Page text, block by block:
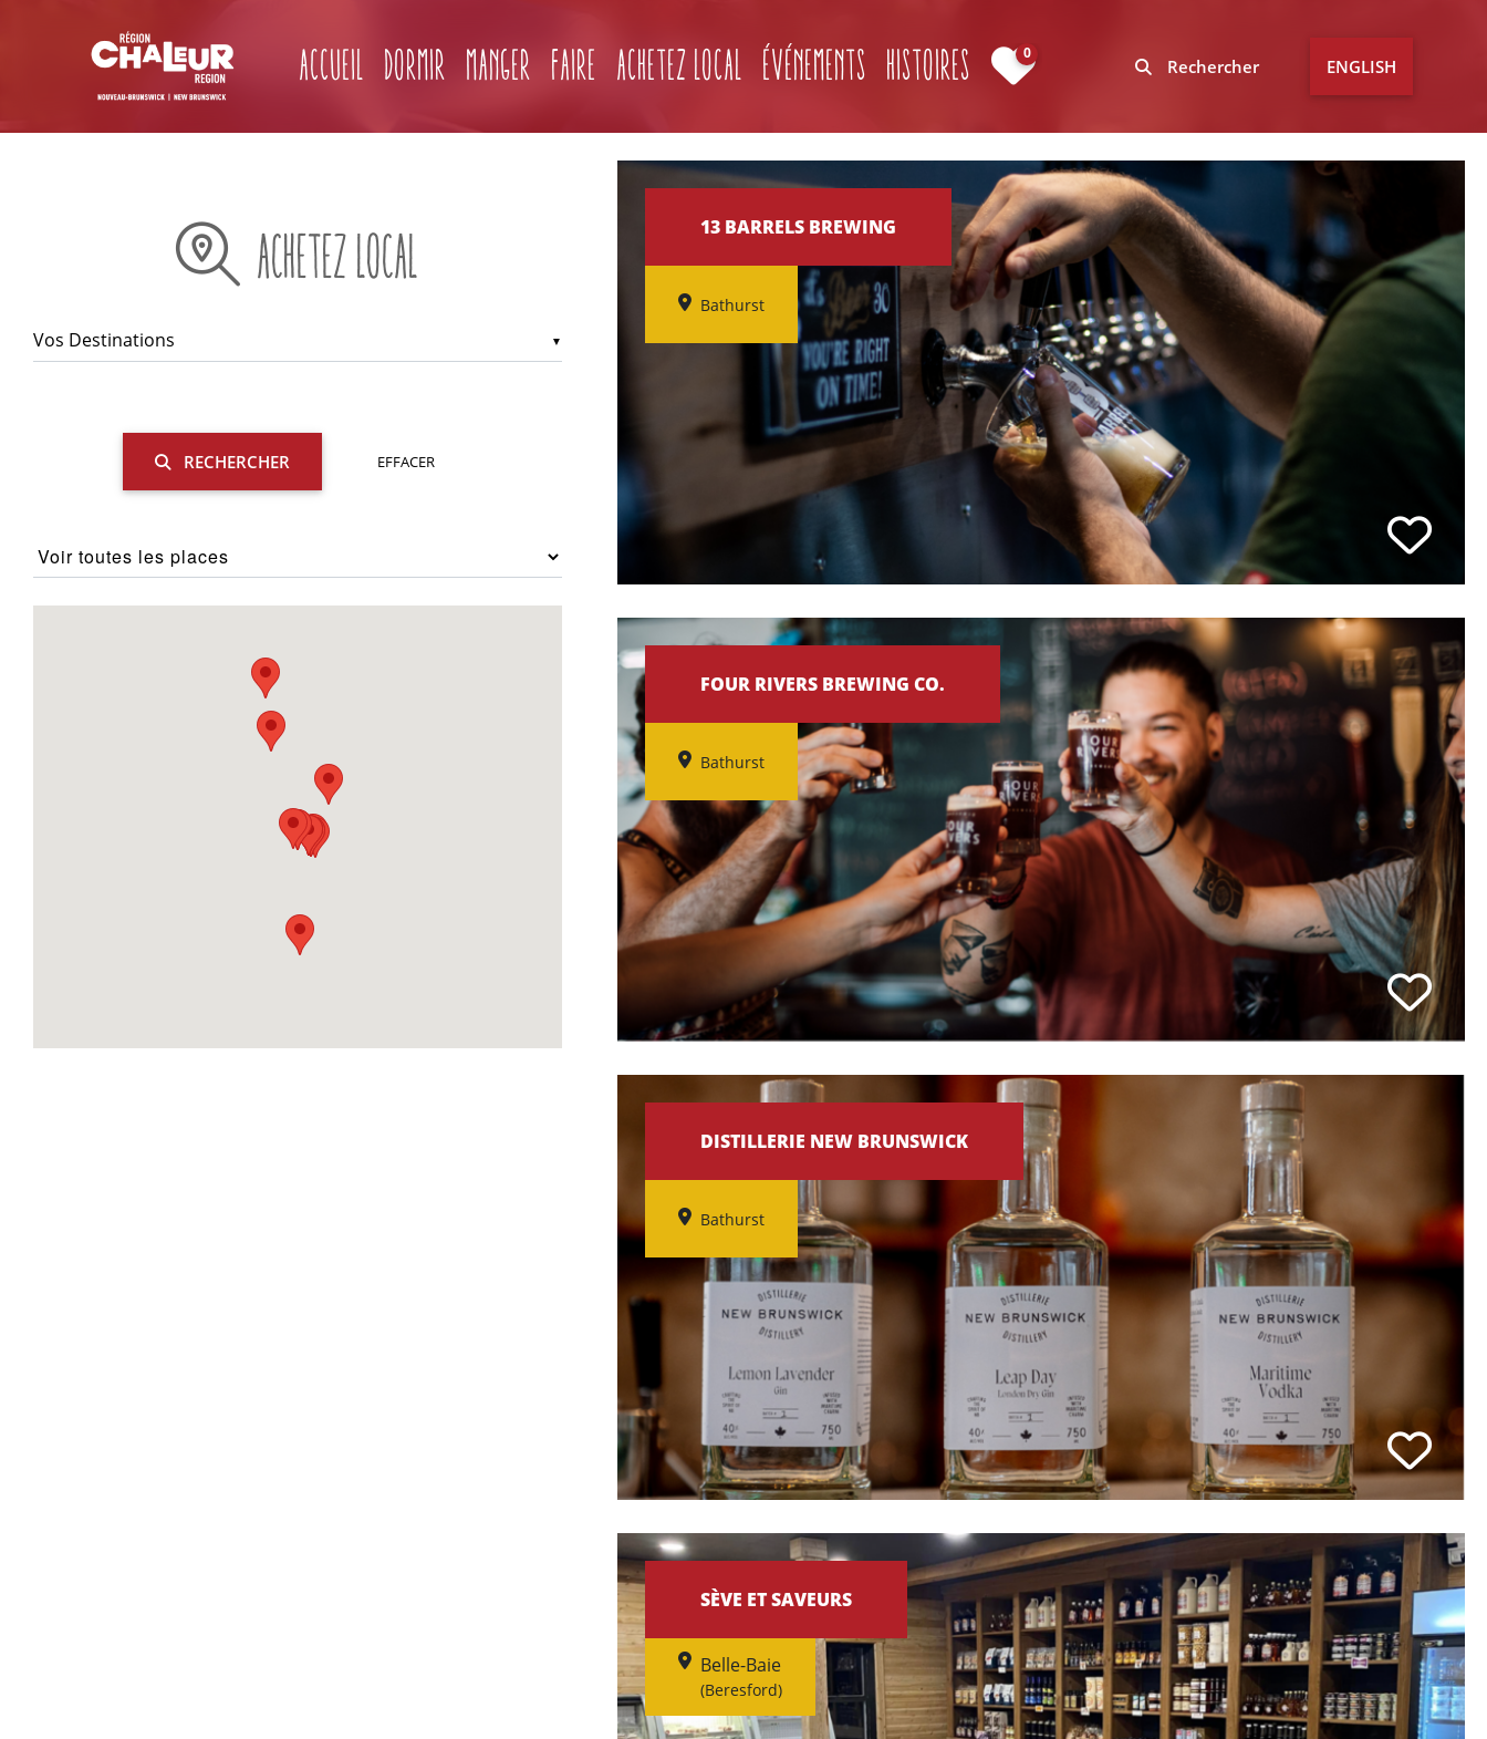
Accueil Dormir Manger Faire Achetez local (current)
Événements Histoires 0
Rechercher ENGLISH
ACHETEZ LOCAL
▼
RECHERCHER EFFACER
13 BARRELS BREWING
Bathurst
FOUR RIVERS BREWING CO.
Bathurst
DISTILLERIE NEW BRUNSWICK
Bathurst
SÈVE ET SAVEURS
Belle-Baie
(Beresford)